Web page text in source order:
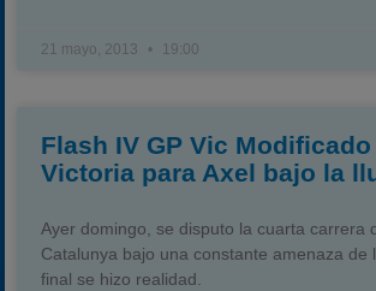
21 mayo, 2013 19:00
Flash IV GP Vic Modificado
Victoria para Axel bajo la
Ayer domingo, se disputo la cuarta carrera
Catalunya bajo una constante amenaza de
final se hizo realidad.